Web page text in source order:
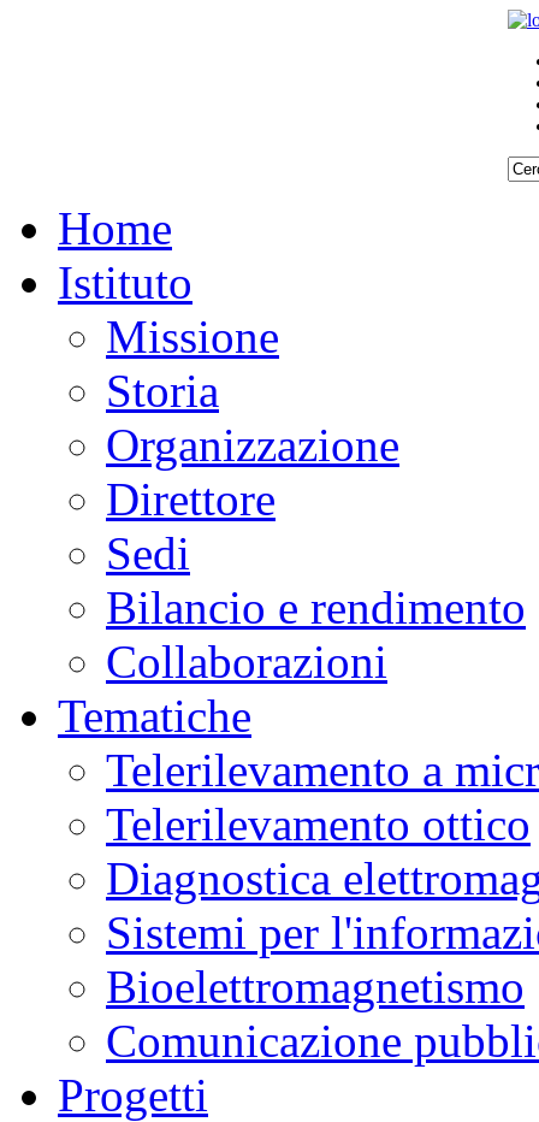
Home
Istituto
Missione
Storia
Organizzazione
Direttore
Sedi
Bilancio e rendimento
Collaborazioni
Tematiche
Telerilevamento a
Telerilevamento ottico
Diagnostica
Sistemi per
Bioelettromagnetismo
Comunicazione
Progetti